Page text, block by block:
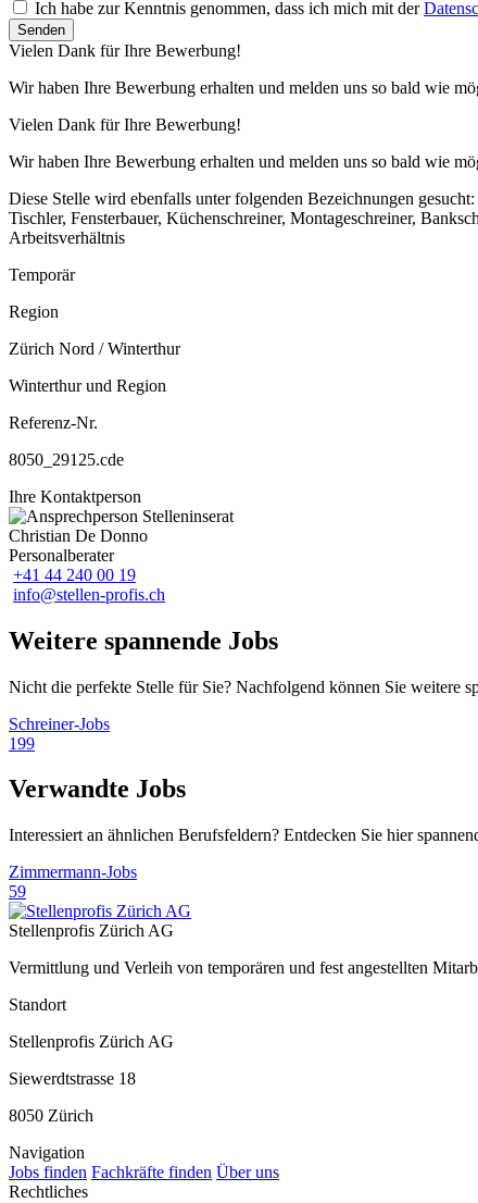
Ich habe zur Kenntnis genommen, dass ich mich mit der
Vielen Dank für Ihre Bewerbung!
Wir haben Ihre Bewerbung erhalten und melden uns so bald wie
Vielen Dank für Ihre Bewerbung!
Wir haben Ihre Bewerbung erhalten und melden uns so bald wie
Diese Stelle wird ebenfalls unter folgenden Bezeichnungen gesucht:
Tischler, Fensterbauer, Küchenschreiner, Montageschreiner,
Arbeitsverhältnis
Temporär
Region
Zürich Nord / Winterthur
Winterthur und Region
Referenz-Nr.
8050_29125.cde
Ihre Kontaktperson
Christian De Donno
Personalberater
+41 44 240 00 19
info@stellen-profis.ch
Weitere spannende Jobs
Nicht die perfekte Stelle für Sie? Nachfolgend können Sie weitere
Schreiner-Jobs
199
Verwandte Jobs
Interessiert an ähnlichen Berufsfeldern? Entdecken Sie hier
Zimmermann-Jobs
59
Stellenprofis Zürich AG
Vermittlung und Verleih von temporären und fest angestellten
Standort
Stellenprofis Zürich AG
Siewerdtstrasse 18
8050 Zürich
Navigation
Jobs finden Fachkräfte finden Über uns
Rechtliches